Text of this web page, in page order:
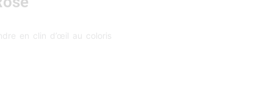
en clin d’œil au coloris